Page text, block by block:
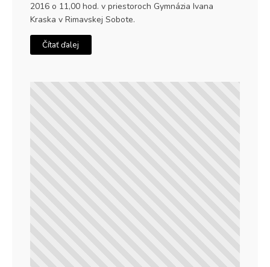
2016 o 11,00 hod. v priestoroch Gymnázia Ivana
Kraska v Rimavskej Sobote.
Čítať ďalej